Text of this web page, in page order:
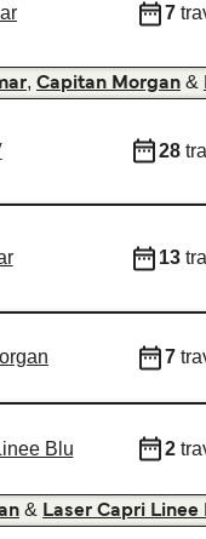
7
, Capitan Morgan &
28
13
7
Blu 2
& Laser Capri Linee